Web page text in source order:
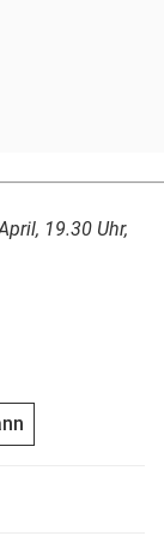
19.30 Uhr,